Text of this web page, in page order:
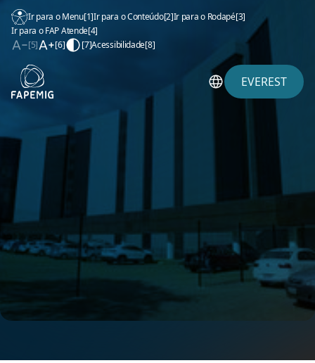
Ir para o Menu[1]Ir para o Conteúdo[2]Ir para o Rodapé[3]
Ir para o FAP Atende[4]
[5]
[6] [7]Acessibilidade[8]
EVEREST